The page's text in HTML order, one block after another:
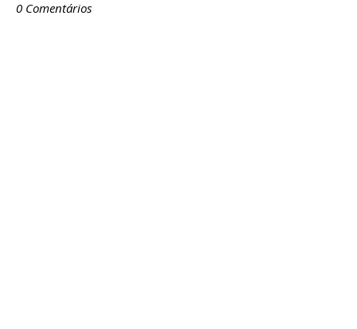
0 Comentários